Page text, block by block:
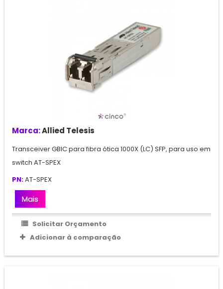
Marca:Allied Telesis
Transceiver GBIC para fibra ótica 1000X (LC) SFP, para uso em
switch AT-SPEX
PN:AT-SPEX
Mais
Solicitar Orçamento
Adicionar à comparação